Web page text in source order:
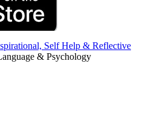
Self Help & Reflective
& Psychology